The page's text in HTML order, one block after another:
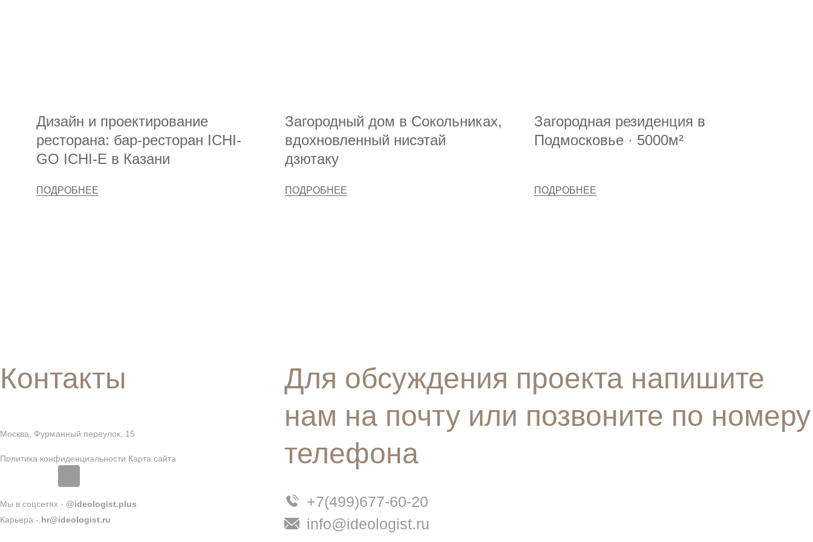
Дизайн и проектирование
ресторана: бар-ресторан ICHI-
GO ICHI-E в Казани
ПОДРОБНЕЕ
Загородный дом в Сокольниках,
вдохновленный нисэтай
дзютаку
ПОДРОБНЕЕ
Загородная резиденция в
Подмосковье · 5000м²
ПОДРОБНЕЕ
Контакты
Москва, Фурманный переулок, 15
Политика конфиденциальности Карта сайта
Мы в соцсетях - @ideologist.plus
Карьера - hr@ideologist.ru
Для обсуждения проекта напишите
нам на почту или позвоните по номеру
телефона
+7(499)677-60-20
info@ideologist.ru